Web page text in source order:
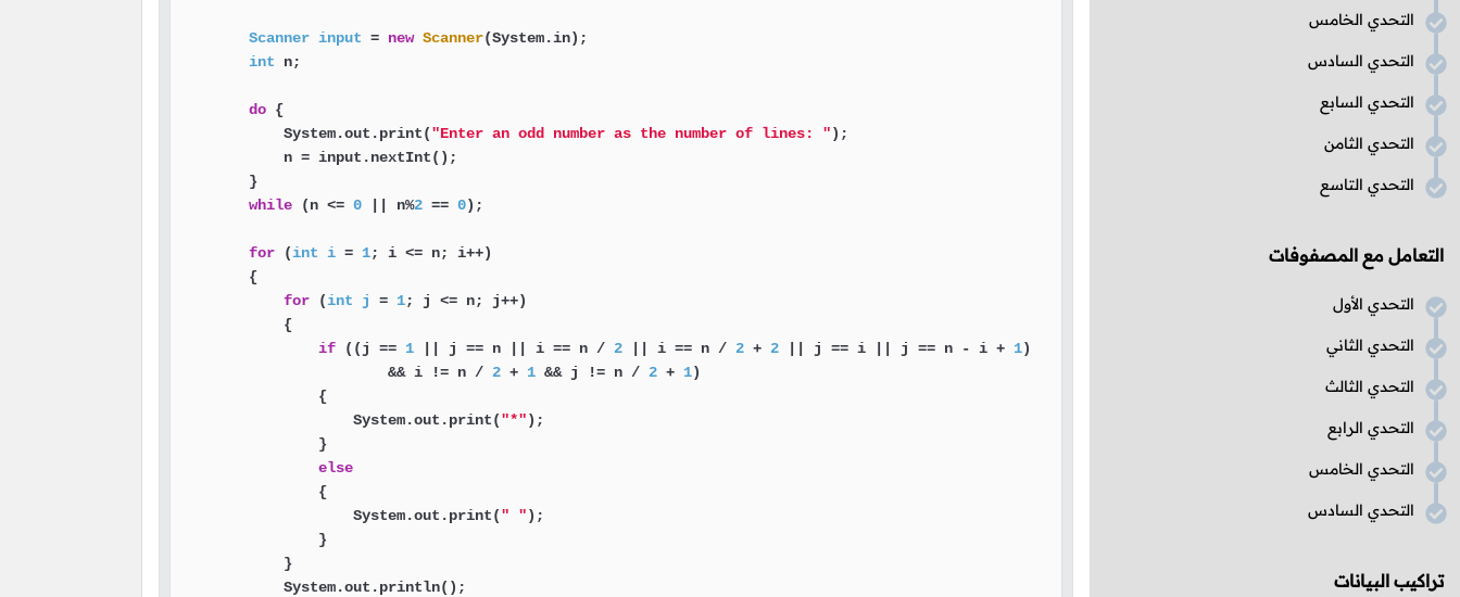
التحدي الخامس
التحدي السادس
التحدي السابع
التحدي الثامن
التحدي التاسع
التعامل مع المصفوفات
التحدي الأول
التحدي الثاني
التحدي الثالث
التحدي الرابع
التحدي الخامس
التحدي السادس
تراكيب البيانات
Scanner input = new Scanner(System.in);
int n;
do {
            System.out.print(
"Enter an odd number as the number of lines: ");
            n = input.nextInt();
        }
while (n <= 0 || n%2 == 0);
for (int i = 1; i <= n; i++)
        {
for (int j = 1; j <= n; j++)
            {
if ((j == 1 || j == n || i == n / 2 || i == n / 2 + 2 || j == i || j == n - i + 1)
                        && i != n /
2 + 1 && j != n / 2 + 1)
                {
                    System.out.print(
"*");
                }
else
                {
                    System.out.print(
" ");
                }
            }
            System.out.println();